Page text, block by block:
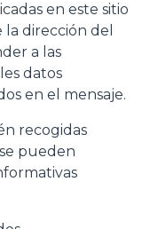
en este sitio
la dirección del
a las
datos
en el mensaje.
recogidas
pueden